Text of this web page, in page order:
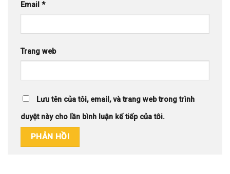
Email *
Trang web
Lưu tên của tôi, email, và trang web trong trình
duyệt này cho lần bình luận kế tiếp của tôi.